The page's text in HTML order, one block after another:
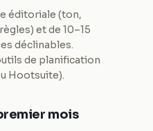
éditoriale (ton,
et de 10–15
déclinables.
de planification
Hootsuite).
mois